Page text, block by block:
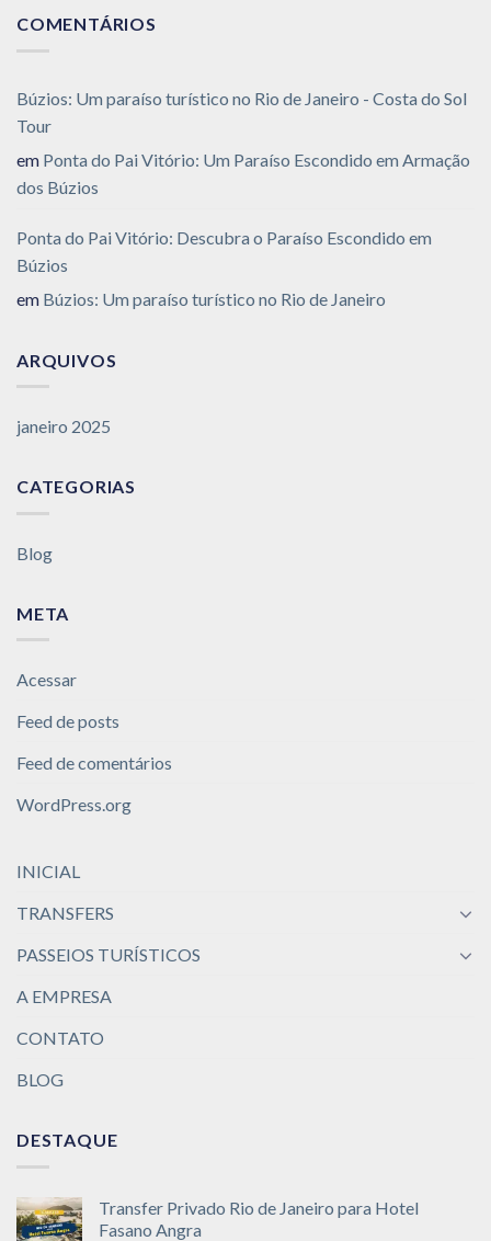
COMENTÁRIOS
Búzios: Um paraíso turístico no Rio de Janeiro - Costa do Sol
Tour
em Ponta do Pai Vitório: Um Paraíso Escondido em Armação
dos Búzios
Ponta do Pai Vitório: Descubra o Paraíso Escondido em
Búzios
em Búzios: Um paraíso turístico no Rio de Janeiro
ARQUIVOS
janeiro 2025
CATEGORIAS
Blog
META
Acessar
Feed de posts
Feed de comentários
WordPress.org
INICIAL
TRANSFERS
PASSEIOS TURÍSTICOS
A EMPRESA
CONTATO
BLOG
DESTAQUE
Transfer Privado Rio de Janeiro para Hotel
Fasano Angra